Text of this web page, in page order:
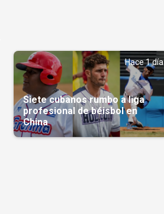
Hace 1 día
Siete cubanos rumbo a liga
profesional de béisbol en
China